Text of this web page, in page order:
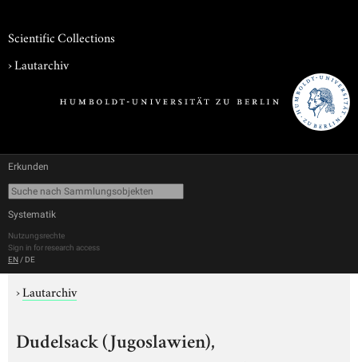
Scientific Collections
›Lautarchiv
Erkunden
Systematik
Nutzungsrechte
Sign in for research access
EN / DE
›Lautarchiv
Dudelsack (Jugoslawien),